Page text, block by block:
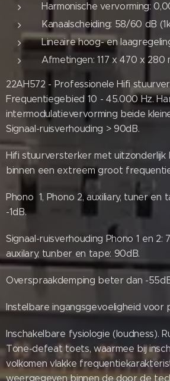
Harmonische vervorming:
Kanaalscheiding: 58/60 dB
Lineaire hoog- en
Afmetingen: 117 x 470 x 280
22AH572 - Professionele Hifi
Frequentiegebied 10 - 45.000 Hz.
intermodulatievervorming beide
Signaal-ruisverhouding > 90dB.
Hifi stuurversterker met uitzonderlijk
binnen een extreem groot
Phono 1, Phono 2, auxiliary, tuner en
-1dB.
Signaal-ruisverhouding Phono 1 en 2:
auxilary, tunber en tape: 90dB.
Overspraakdemping beter dan -
Instelbare ingangsgevoeligheid voor
Inschakelbare fysiologie (loudness).
Tone-defeat toets, waarmee bij
volkomen vlakke
weergegeven binnen de door de